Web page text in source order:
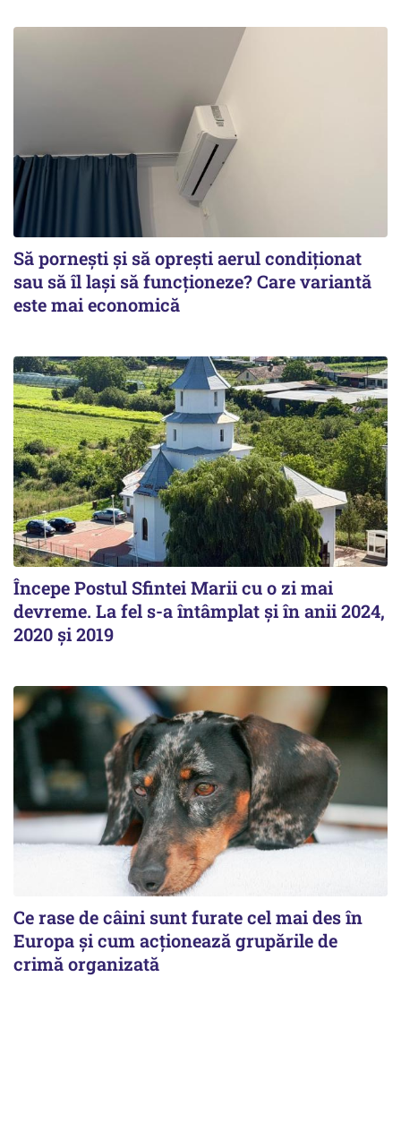
Să pornești și să oprești aerul condiționat
sau să îl lași să funcționeze? Care variantă
este mai economică
Începe Postul Sfintei Marii cu o zi mai
devreme. La fel s-a întâmplat și în anii 2024,
2020 și 2019
Ce rase de câini sunt furate cel mai des în
Europa și cum acționează grupările de
crimă organizată